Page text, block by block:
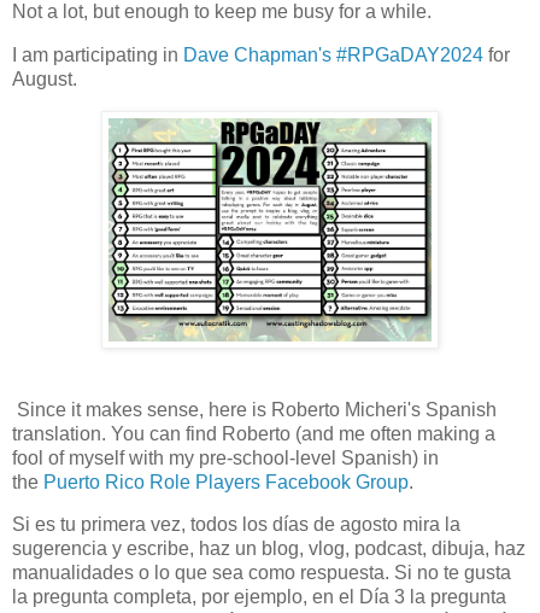
Not a lot, but enough to keep me busy for a while.
I am participating in Dave Chapman's #RPGaDAY2024 for
August.
Since it makes sense, here is Roberto Micheri's Spanish
translation. You can find Roberto (and me often making a
fool of myself with my pre-school-level Spanish) in
the Puerto Rico Role Players Facebook Group.
Si es tu primera vez, todos los días de agosto mira la
sugerencia y escribe, haz un blog, vlog, podcast, dibuja, haz
manualidades o lo que sea como respuesta. Si no te gusta
la pregunta completa, por ejemplo, en el Día 3 la pregunta